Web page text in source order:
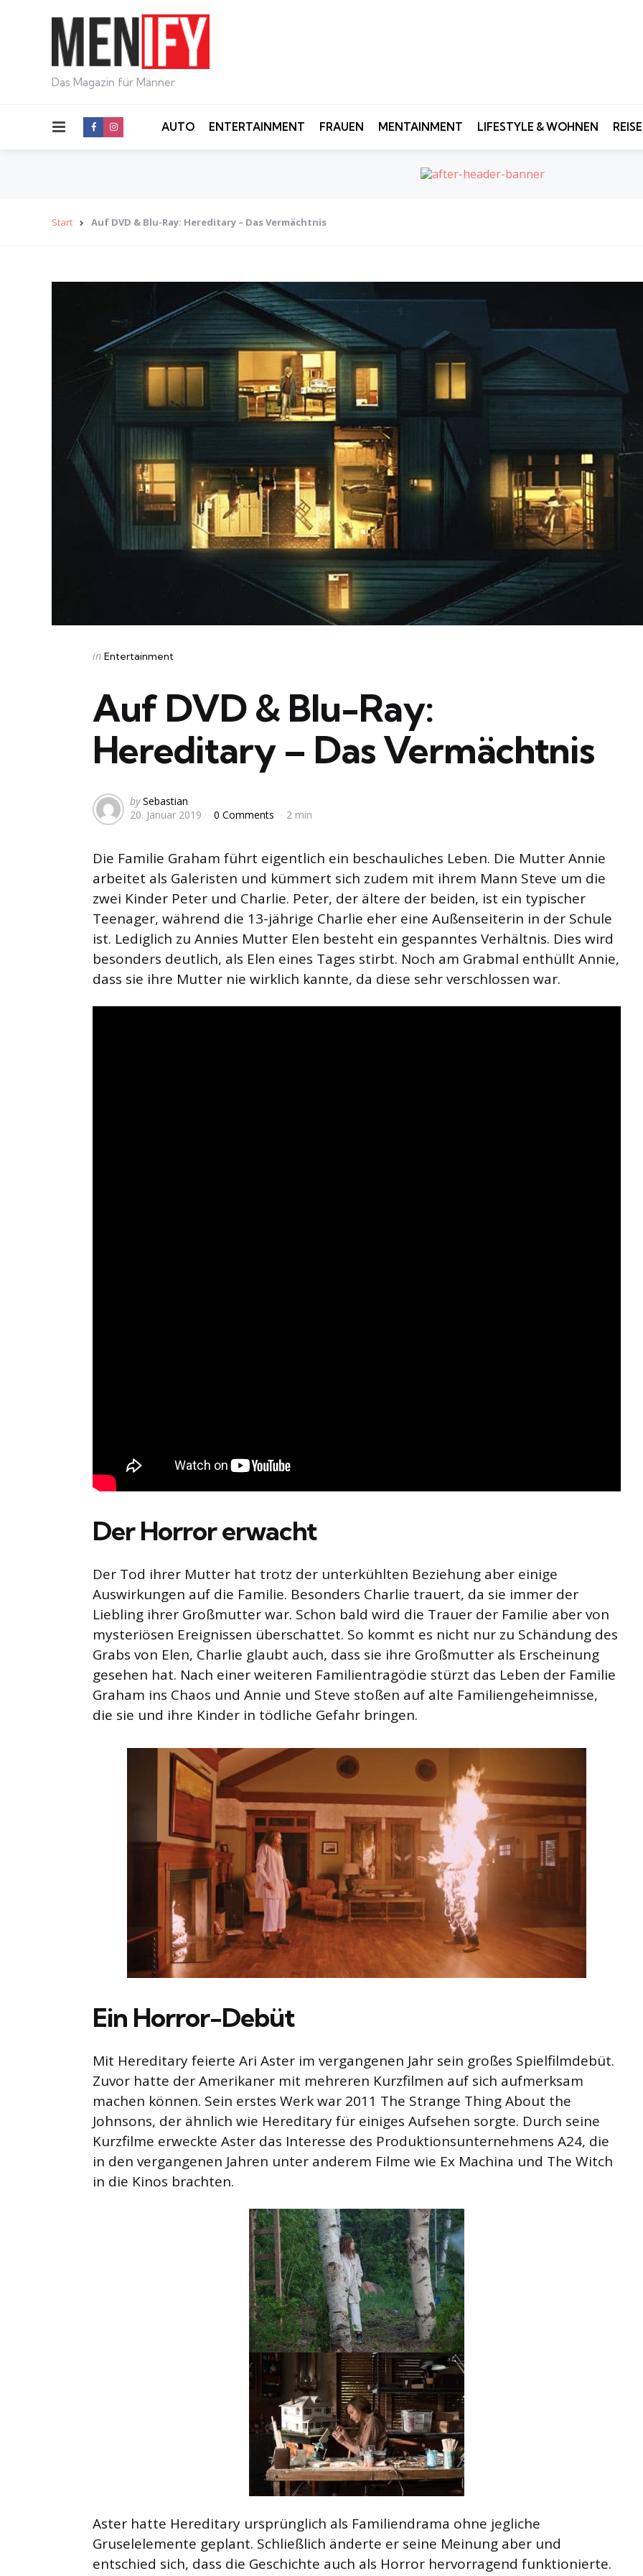
Das Magazin für Männer
Menu AUTO ENTERTAINMENT FRAUEN MENTAINMENT LIFESTYLE & WOHNEN
Start Auf DVD & Blu-Ray: Hereditary – Das Vermächtnis
Categories
Posted
in Entertainment
Auf DVD & Blu-Ray:
Hereditary – Das Vermächtnis
Posted
by
by Sebastian
20. Januar 2019
0 Comments 2 min
Die Familie Graham führt eigentlich ein beschauliches Leben. Die Mutter Annie
arbeitet als Galeristen und kümmert sich zudem mit ihrem Mann Steve um die
zwei Kinder Peter und Charlie. Peter, der ältere der beiden, ist ein typischer
Teenager, während die 13-jährige Charlie eher eine Außenseiterin in der Schule
ist. Lediglich zu Annies Mutter Elen besteht ein gespanntes Verhältnis. Dies wird
besonders deutlich, als Elen eines Tages stirbt. Noch am Grabmal enthüllt Annie,
dass sie ihre Mutter nie wirklich kannte, da diese sehr verschlossen war.
Der Horror erwacht
Der Tod ihrer Mutter hat trotz der unterkühlten Beziehung aber einige
Auswirkungen auf die Familie. Besonders Charlie trauert, da sie immer der
Liebling ihrer Großmutter war. Schon bald wird die Trauer der Familie aber von
mysteriösen Ereignissen überschattet. So kommt es nicht nur zu Schändung des
Grabs von Elen, Charlie glaubt auch, dass sie ihre Großmutter als Erscheinung
gesehen hat. Nach einer weiteren Familientragödie stürzt das Leben der Familie
Graham ins Chaos und Annie und Steve stoßen auf alte Familiengeheimnisse,
die sie und ihre Kinder in tödliche Gefahr bringen.
Ein Horror-Debüt
Mit Hereditary feierte Ari Aster im vergangenen Jahr sein großes Spielfilmdebüt.
Zuvor hatte der Amerikaner mit mehreren Kurzfilmen auf sich aufmerksam
machen können. Sein erstes Werk war 2011 The Strange Thing About the
Johnsons, der ähnlich wie Hereditary für einiges Aufsehen sorgte. Durch seine
Kurzfilme erweckte Aster das Interesse des Produktionsunternehmens A24, die
in den vergangenen Jahren unter anderem Filme wie Ex Machina und The Witch
in die Kinos brachten.
Aster hatte Hereditary ursprünglich als Familiendrama ohne jegliche
Gruselelemente geplant. Schließlich änderte er seine Meinung aber und
entschied sich, dass die Geschichte auch als Horror hervorragend funktionierte.